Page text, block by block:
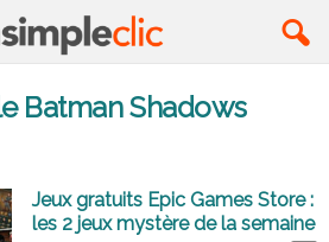
Batman Shadows
Jeux gratuits Epic Games Store :
les 2 jeux mystère de la semaine